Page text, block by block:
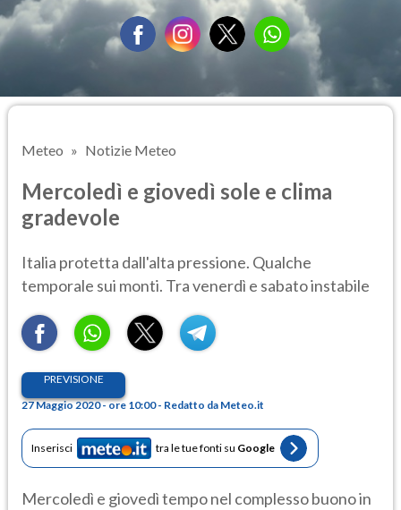
Meteo Notizie Meteo
Mercoledì e giovedì sole e clima
gradevole
Italia protetta dall'alta pressione. Qualche
temporale sui monti. Tra venerdì e sabato instabile
PREVISIONE
27 Maggio 2020 - ore 10:00 - Redatto da Meteo.it
Inserisci tra le tue fonti su Google
Mercoledì e giovedì tempo nel complesso buono in